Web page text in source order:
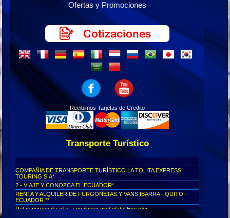
Ofertas y Promociones
Recibimos Tarjetas de Credito
Transporte Turístico
COMPAÑIA DE TRANSPORTE TURÍSTICO LA TOLITA EXPRESS
TOURING S.A*
2.- VIAJE Y CONOZCA EL ECUADOR*
RENTA Y ALQUILER DE FURGONETAS Y VANS IBARRA - QUITO -
ECUADOR **
Rutas personalizadas a cualquier ciudad del Ecuador...